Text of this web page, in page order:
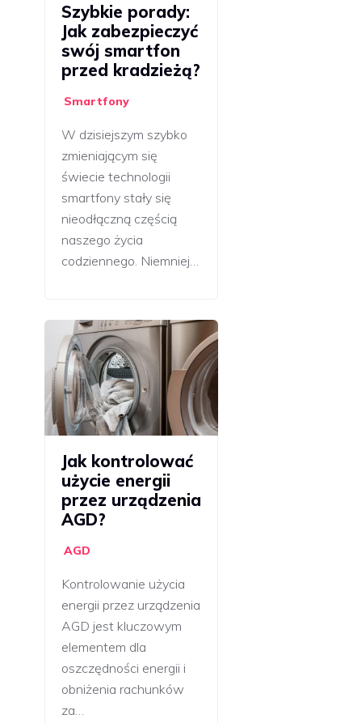
Szybkie porady:
Jak zabezpieczyć
swój smartfon
przed kradzieżą?
Smartfony
W dzisiejszym szybko
zmieniającym się
świecie technologii
smartfony stały się
nieodłączną częścią
naszego życia
codziennego. Niemniej…
Jak kontrolować
użycie energii
przez urządzenia
AGD?
AGD
Kontrolowanie użycia
energii przez urządzenia
AGD jest kluczowym
elementem dla
oszczędności energii i
obniżenia rachunków
za…